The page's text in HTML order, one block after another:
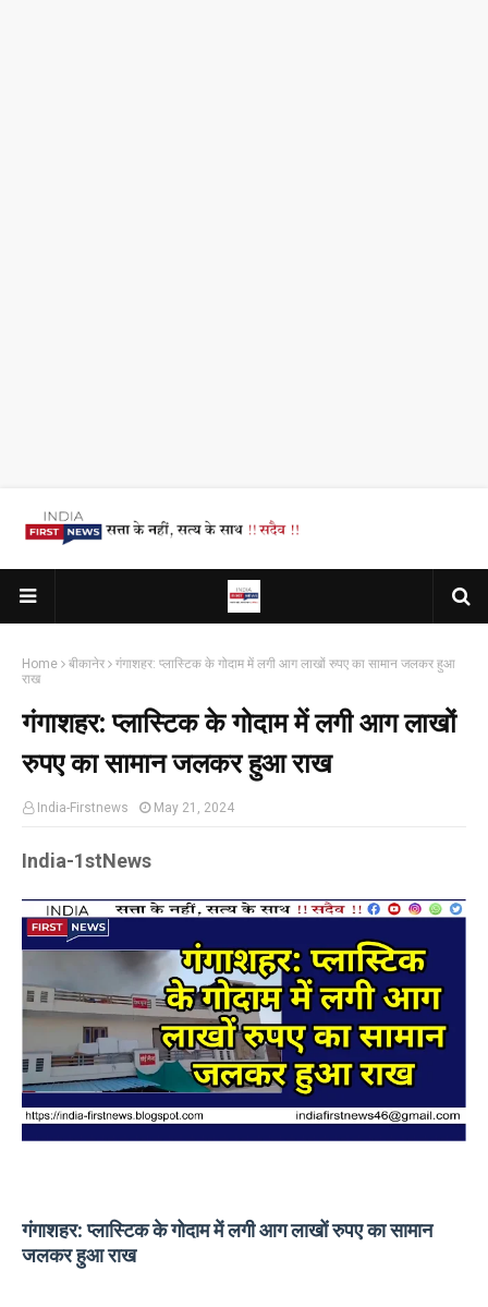
Home बीकानेर
गंगाशहर: प्लास्टिक के गोदाम में लगी आग लाखों रुपए का सामान जलकर हुआ
राख
गंगाशहर: प्लास्टिक के गोदाम में लगी आग लाखों
रुपए का सामान जलकर हुआ राख
India-Firstnews May 21, 2024
India-1stNews
गंगाशहर: प्लास्टिक के गोदाम में लगी आग लाखों रुपए का सामान
जलकर हुआ राख